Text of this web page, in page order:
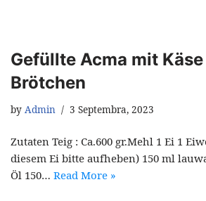
Gefüllte Acma mit
Brötchen
by Admin 3 Septembra, 2023
Zutaten Teig : Ca.600 gr.Mehl 1 Ei 1
diesem Ei bitte aufheben) 150 ml
Öl 150… Read More »